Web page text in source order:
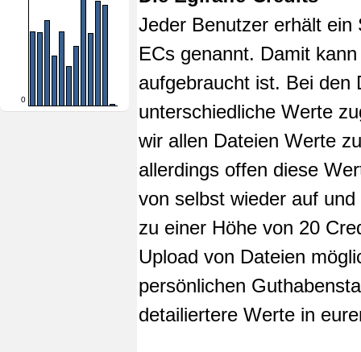
0
Jeder Benutzer erhält
ECs genannt. Damit
aufgebraucht ist. Bei den
unterschiedliche Werte
wir allen Dateien Werte
allerdings offen diese
von selbst wieder auf
zu einer Höhe von 20
Upload von Dateien
persönlichen
detailiertere Werte in